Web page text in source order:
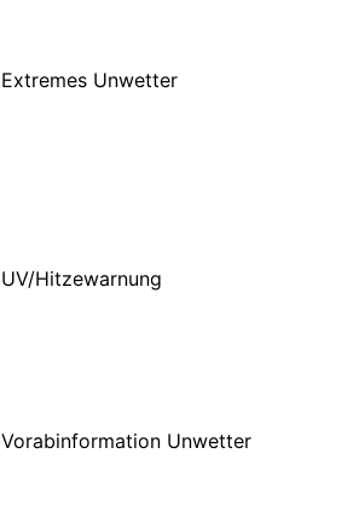
Extremes Unwetter
UV/Hitzewarnung
Vorabinformation Unwetter